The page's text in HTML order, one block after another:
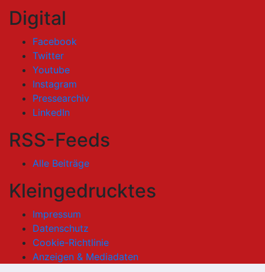
Digital
Facebook
Twitter
Youtube
Instagram
Pressearchiv
LinkedIn
RSS-Feeds
Alle Beiträge
Kleingedrucktes
Impressum
Datenschutz
Cookie-Richtlinie
Anzeigen & Mediadaten